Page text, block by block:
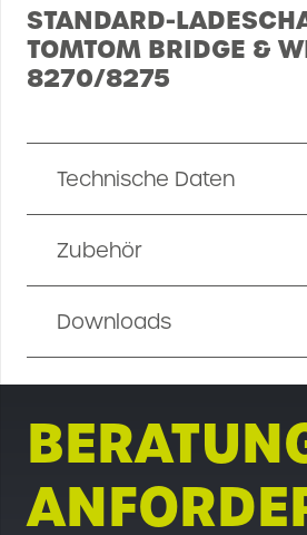
STANDARD-
TOMTOM BRIDGE &
8270/8275
Technische Daten
Zubehör
Downloads